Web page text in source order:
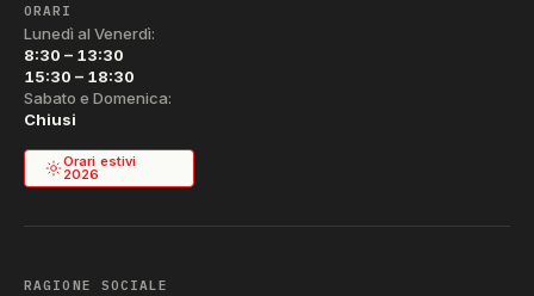
ORARI
Lunedì al Venerdì:
8:30 – 13:30
15:30 – 18:30
Sabato e Domenica:
Chiusi
Orari estivi
2026
RAGIONE SOCIALE